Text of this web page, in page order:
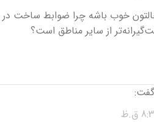
خوب باشه چرا ضوابط ساخت در
از سایر مناطق است؟
گفت: